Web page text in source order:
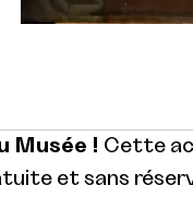
Musée ! Cette
et sans